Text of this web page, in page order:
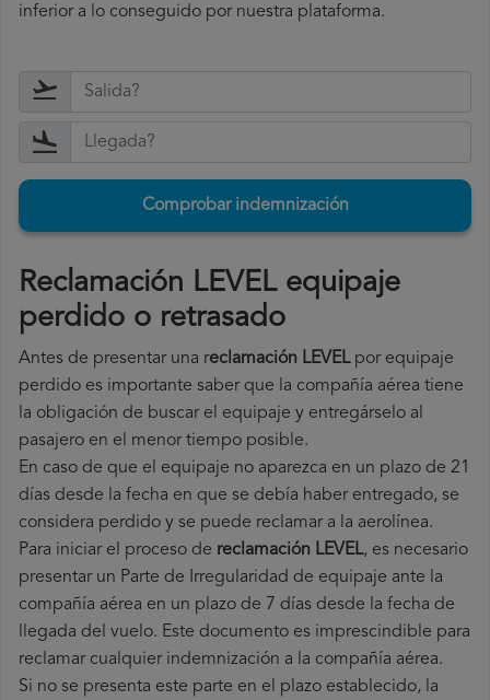
inferior a lo conseguido por nuestra plataforma.
Comprobar indemnización
Reclamación LEVEL equipaje
perdido o retrasado
Antes de presentar una reclamación LEVELpor equipaje
perdido es importante saber que la compañía aérea tiene
la obligación de buscar el equipaje y entregárselo al
pasajero en el menor tiempo posible.
En caso de que el equipaje no aparezca en un plazo de 21
días desde la fecha en que se debía haber entregado, se
considera perdido y se puede reclamar a la aerolínea.
Para iniciar el proceso de reclamación LEVEL, es necesario
presentar un Parte de Irregularidad de equipaje ante la
compañía aérea en un plazo de 7 días desde la fecha de
llegada del vuelo. Este documento es imprescindible para
reclamar cualquier indemnización a la compañía aérea.
Si no se presenta este parte en el plazo establecido, la